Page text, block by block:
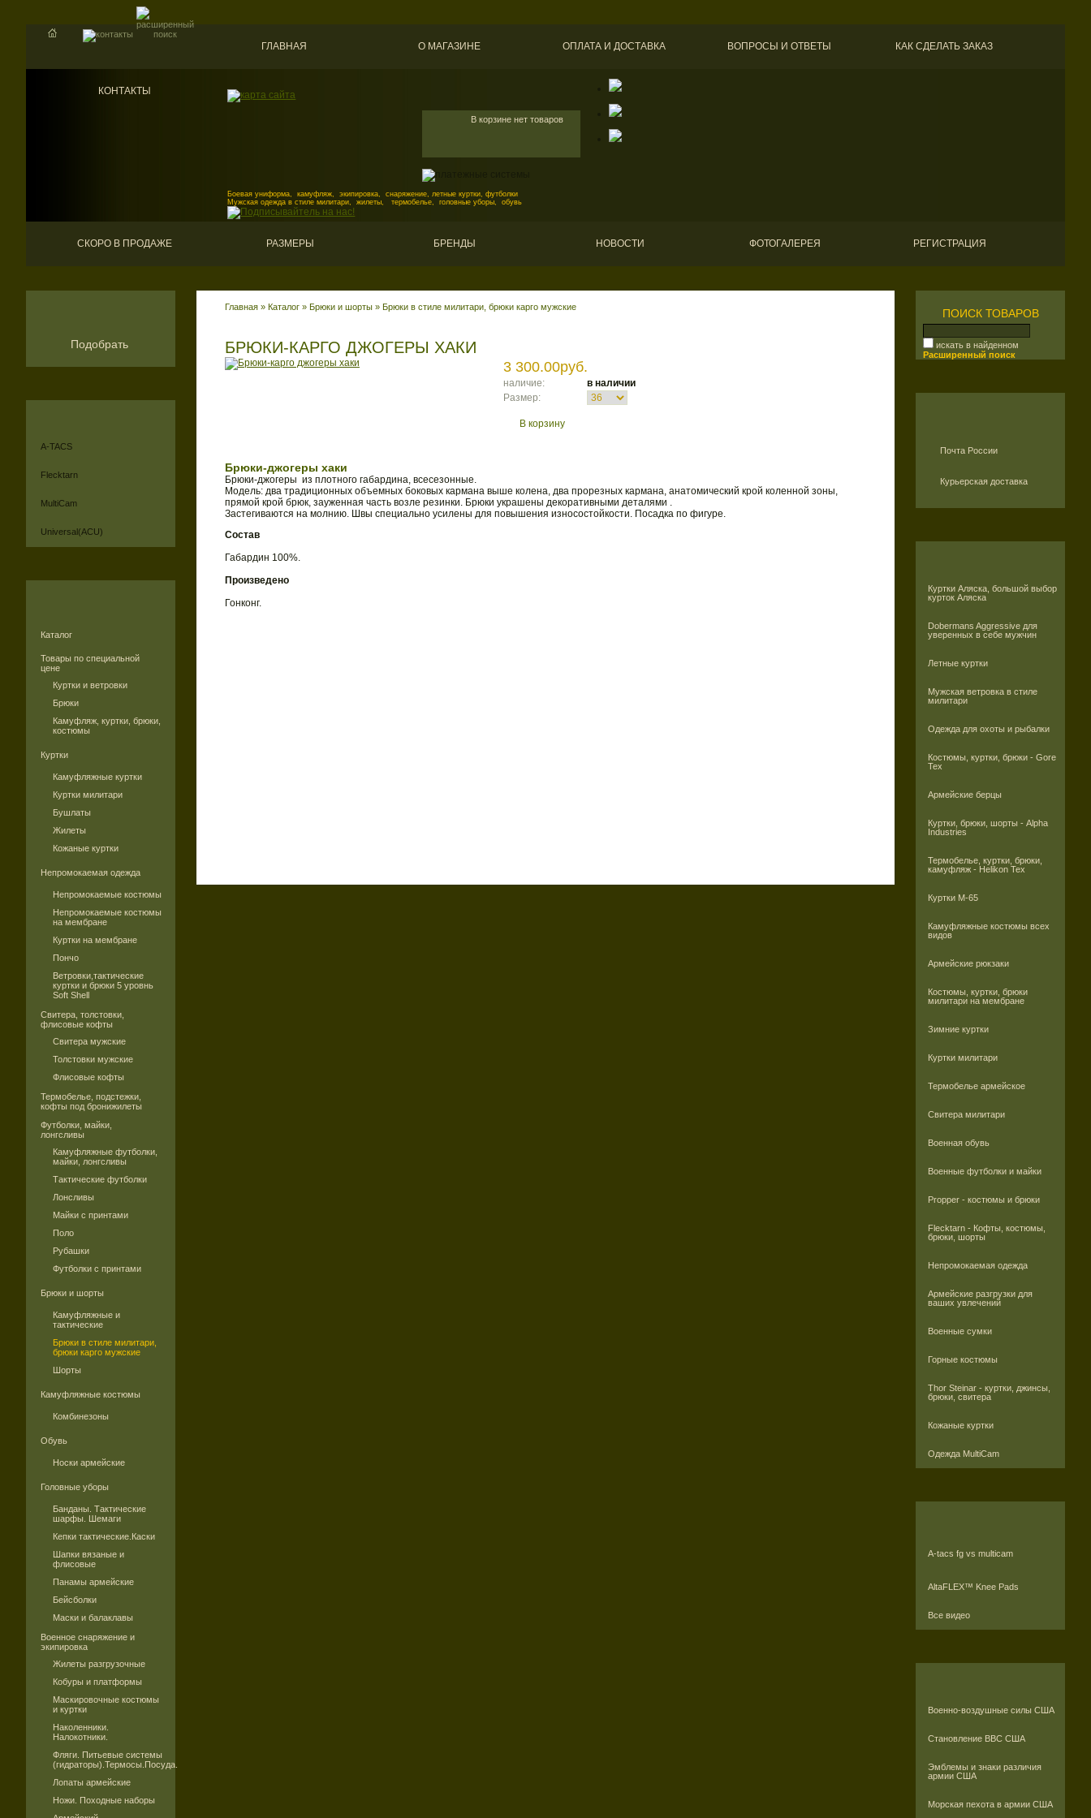
ГЛАВНАЯ О МАГАЗИНЕ ОПЛАТА И ДОСТАВКА ВОПРОСЫ И ОТВЕТЫ КАК СДЕЛАТЬ ЗАКАЗ
КОНТАКТЫ
В корзине нет товаров
Боевая униформа, камуфляж, экипировка, снаряжение, летные куртки, футболки
Мужская одежда в стиле милитари, жилеты, термобелье, головные уборы, обувь
СКОРО В ПРОДАЖЕ РАЗМЕРЫ БРЕНДЫ НОВОСТИ ФОТОГАЛЕРЕЯ РЕГИСТРАЦИЯ
Подобрать
A-TACS
Flecktarn
MultiCam
Universal(ACU)
Каталог
Товары по специальной
цене
Куртки и ветровки
Брюки
Камуфляж, куртки, брюки,
костюмы
Куртки
Камуфляжные куртки
Куртки милитари
Бушлаты
Жилеты
Кожаные куртки
Непромокаемая одежда
Непромокаемые костюмы
Непромокаемые костюмы
на мембране
Куртки на мембране
Пончо
Ветровки,тактические
куртки и брюки 5 уровнь
Soft Shell
Свитера, толстовки,
флисовые кофты
Свитера мужские
Толстовки мужские
Флисовые кофты
Термобелье, подстежки,
кофты под бронижилеты
Футболки, майки,
лонгсливы
Камуфляжные футболки,
майки, лонгсливы
Тактические футболки
Лонсливы
Майки с принтами
Поло
Рубашки
Футболки с принтами
Брюки и шорты
Камуфляжные и
тактические
Брюки в стиле милитари,
брюки карго мужские
Шорты
Камуфляжные костюмы
Комбинезоны
Обувь
Носки армейские
Головные уборы
Банданы. Тактические
шарфы. Шемаги
Кепки тактические.Каски
Шапки вязаные и
флисовые
Панамы армейские
Бейсболки
Маски и балаклавы
Военное снаряжение и
экипировка
Жилеты разгрузочные
Кобуры и платформы
Маскировочные костюмы
и куртки
Наколенники.
Налокотники.
Фляги. Питьевые системы
(гидраторы).Термосы.Посуда.
Лопаты армейские
Ножи. Походные наборы
ПОИСК ТОВАРОВ
искать в найденном
Расширенный поиск
Почта России
Курьерская доставка
Куртки Аляска, большой выбор
курток Аляска
Dobermans Aggressive для
уверенных в себе мужчин
Летные куртки
Мужская ветровка в стиле
милитари
Одежда для охоты и рыбалки
Костюмы, куртки, брюки - Gore
Tex
Армейские берцы
Куртки, брюки, шорты - Alpha
Industries
Термобелье, куртки, брюки,
камуфляж - Helikon Tex
Куртки M-65
Камуфляжные костюмы всех
видов
Армейские рюкзаки
Костюмы, куртки, брюки
милитари на мембране
Зимние куртки
Куртки милитари
Термобелье армейское
Свитера милитари
Военная обувь
Военные футболки и майки
Propper - костюмы и брюки
Flecktarn - Кофты, костюмы,
брюки, шорты
Непромокаемая одежда
Армейские разгрузки для
ваших увлечений
Военные сумки
Горные костюмы
Thor Steinar - куртки, джинсы,
брюки, свитера
Кожаные куртки
Одежда MultiCam
A-tacs fg vs multicam
AltaFLEX™ Knee Pads
Все видео
Военно-воздушные силы США
Становление ВВС США
Эмблемы и знаки различия
армии США
Морская пехота в армии США
Главная » Каталог » Брюки и шорты » Брюки в стиле милитари, брюки карго мужские
БРЮКИ-КАРГО ДЖОГЕРЫ ХАКИ
3 300.00руб.
наличие:
в наличии
Размер:
В корзину
Брюки-джогеры хаки
Брюки-джогеры из плотного габардина, всесезонные.
Модель: два традиционных объемных боковых кармана выше колена, два прорезных кармана, анатомический крой коленной зоны,
прямой крой брюк, зауженная часть возле резинки. Брюки украшены декоративными деталями .
Застегиваются на молнию. Швы специально усилены для повышения износостойкости. Посадка по фигуре.
Состав
Габардин 100%.
Произведено
Гонконг.